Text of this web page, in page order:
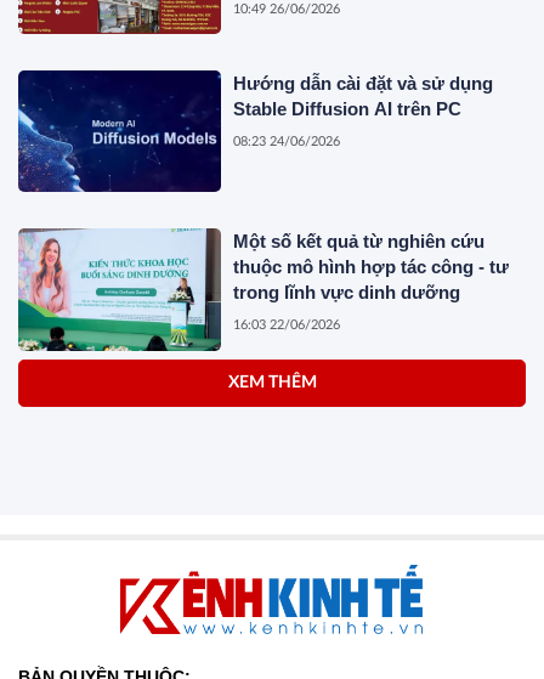
10:49 26/06/2026
Hướng dẫn cài đặt và sử dụng
Stable Diffusion AI trên PC
08:23 24/06/2026
Một số kết quả từ nghiên cứu
thuộc mô hình hợp tác công - tư
trong lĩnh vực dinh dưỡng
16:03 22/06/2026
XEM THÊM